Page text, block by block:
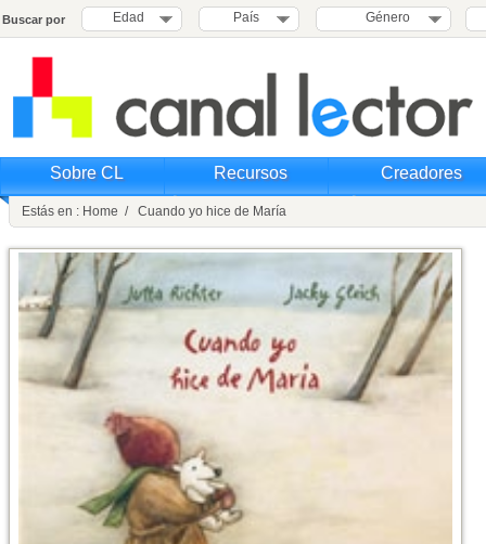
Buscar por Edad País Género
Sobre CL Recursos Creadores
Estás en : Home / Cuando yo hice de María